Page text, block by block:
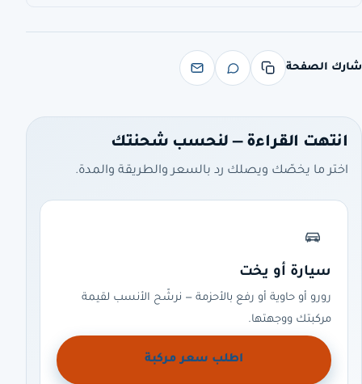
شارك الصفحة
انتهت القراءة — لنحسب شحنتك
اختر ما يخصّك ويصلك رد بالسعر والطريقة والمدة.
سيارة أو يخت
رورو أو حاوية أو رفع بالأحزمة — نرشّح الأنسب لقيمة
مركبتك ووجهتها.
اطلب سعر مركبة